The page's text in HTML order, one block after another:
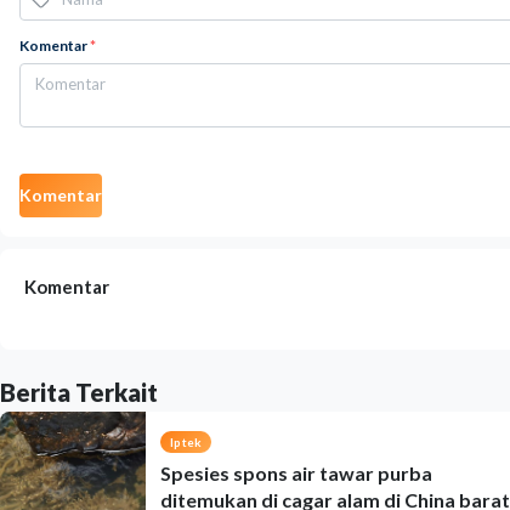
Komentar*
Komentar
Komentar
Berita Terkait
Iptek
Spesies spons air tawar purba
ditemukan di cagar alam di China barat